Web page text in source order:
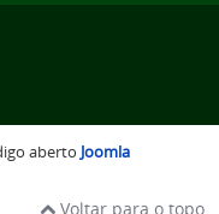
aberto Joomla
Voltar para o topo